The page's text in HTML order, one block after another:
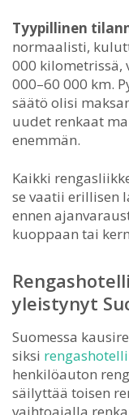
Tyypillinen
normaalisti,
000 kilometrissä,
000–60 000 km.
säätö olisi
uudet renkaat
enemmän.
Kaikki
se vaatii erillisen
ennen
kuoppaan tai
yleistynyt
Suomessa
siksi rengashotelli
henkilöauton
säilyttää toisen
vaihtoajalla